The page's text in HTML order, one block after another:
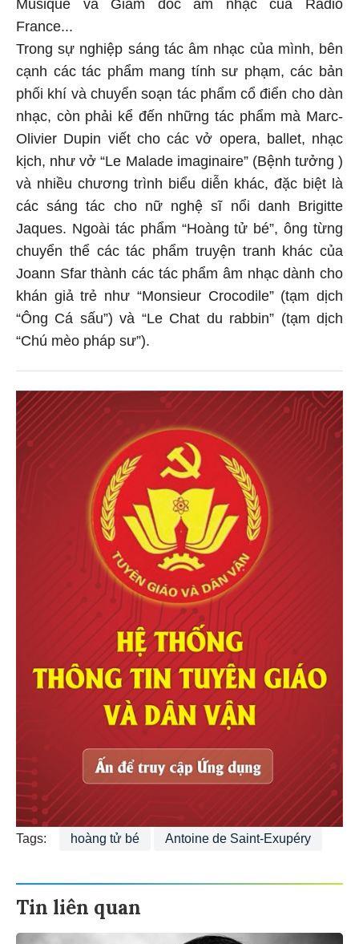
France...
Trong sự nghiệp sáng tác âm nhạc của mình, bên
cạnh các tác phẩm mang tính sư phạm, các bản
phối khí và chuyển soạn tác phẩm cổ điển cho dàn
nhạc, còn phải kể đến những tác phẩm mà Marc-
Olivier Dupin viết cho các vở opera, ballet, nhạc
kịch, như vở “Le Malade imaginaire” (Bệnh tưởng )
và nhiều chương trình biểu diễn khác, đặc biệt là
các sáng tác cho nữ nghệ sĩ nổi danh Brigitte
Jaques. Ngoài tác phẩm “Hoàng tử bé”, ông từng
chuyển thể các tác phẩm truyện tranh khác của
Joann Sfar thành các tác phẩm âm nhạc dành cho
khán giả trẻ như “Monsieur Crocodile” (tạm dịch
“Ông Cá sấu”) và “Le Chat du rabbin” (tạm dịch
“Chú mèo pháp sư”).
Tags: hoàng tử bé Antoine de Saint-Exupéry
Tin liên quan